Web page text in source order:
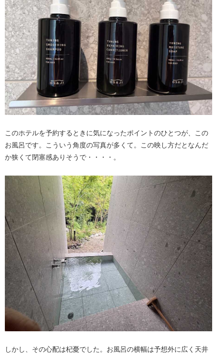
このホテルを予約するときに気になったポイントのひとつが、この
お風呂です。こういう角度の写真が多くて。この映し方だとなんだ
か狭くて閉塞感ありそうで・・・・。
しかし、その心配は杞憂でした。お風呂の横幅は予想外に広く天井